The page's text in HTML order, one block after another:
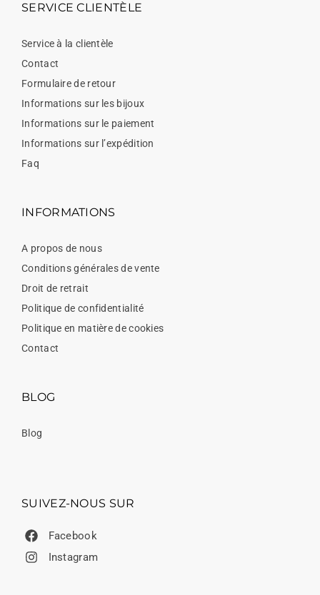
SERVICE CLIENTÈLE
Service à la clientèle
Contact
Formulaire de retour
Informations sur les bijoux
Informations sur le paiement
Informations sur l’expédition
Faq
INFORMATIONS
A propos de nous
Conditions générales de vente
Droit de retrait
Politique de confidentialité
Politique en matière de cookies
Contact
BLOG
Blog
SUIVEZ-NOUS SUR
Facebook
Instagram